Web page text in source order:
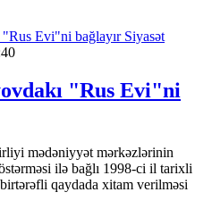
Siyasət
"Rus Evi"ni
mədəniyyət mərkəzlərinin
ilə bağlı 1998-ci il tarixli
qaydada xitam verilməsi